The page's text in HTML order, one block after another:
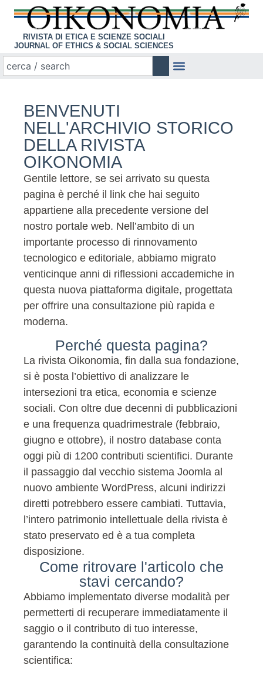
RIVISTA DI ETICA E SCIENZE SOCIALI
JOURNAL OF ETHICS & SOCIAL SCIENCES
BENVENUTI
NELL'ARCHIVIO STORICO
DELLA RIVISTA
OIKONOMIA
Gentile lettore, se sei arrivato su questa
pagina è perché il link che hai seguito
appartiene alla precedente versione del
nostro portale web. Nell’ambito di un
importante processo di rinnovamento
tecnologico e editoriale, abbiamo migrato
venticinque anni di riflessioni accademiche in
questa nuova piattaforma digitale, progettata
per offrire una consultazione più rapida e
moderna.
Perché questa pagina?
La rivista Oikonomia, fin dalla sua fondazione,
si è posta l’obiettivo di analizzare le
intersezioni tra etica, economia e scienze
sociali. Con oltre due decenni di pubblicazioni
e una frequenza quadrimestrale (febbraio,
giugno e ottobre), il nostro database conta
oggi più di 1200 contributi scientifici. Durante
il passaggio dal vecchio sistema Joomla al
nuovo ambiente WordPress, alcuni indirizzi
diretti potrebbero essere cambiati. Tuttavia,
l’intero patrimonio intellettuale della rivista è
stato preservato ed è a tua completa
disposizione.
Come ritrovare l'articolo che
stavi cercando?
Abbiamo implementato diverse modalità per
permetterti di recuperare immediatamente il
saggio o il contributo di tuo interesse,
garantendo la continuità della consultazione
scientifica: